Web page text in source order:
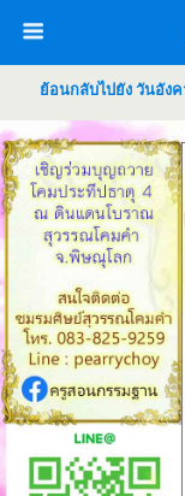
ย้อนกลับไปยัง วันอัง